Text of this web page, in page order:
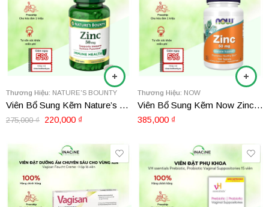
Thương Hiệu: NATURE'S BOUNTY
Viên Bổ Sung Kẽm Nature’s Bounty Zinc 50mg
275,000₫ 220,000 ₫
Thương Hiệu: NOW
Viên Bổ Sung Kẽm Now Zinc 50mg 100 viên
385,000 ₫